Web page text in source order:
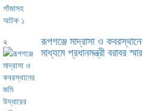
২ রূপগঞ্জে মাদ্রাসা ও
মাধ্যমে প্রধানমন্ত্রী বরাবর